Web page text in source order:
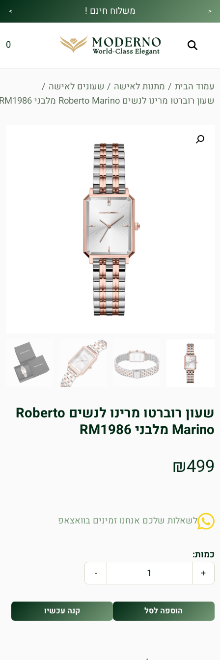
< משלוח חינם !
מתנה מיוחדת בכל בקנייה !
הנחה!בהקשת קוד קופון👇
>
0
עמוד הבית / מתנות לאישה / שעונים לאישה /
שעון רוברטו מרינו לנשים Roberto Marino מלבני RM1986
שעון רוברטו מרינו לנשים Roberto
Marino מלבני RM1986
₪499
לשאלות שלכם אנחנו זמינים בוואצאפ
כמות:
+
-
הוספה לסל קנה עכשיו